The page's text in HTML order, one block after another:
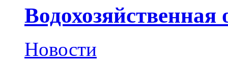
Водохозяйственная
Новости